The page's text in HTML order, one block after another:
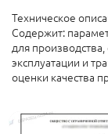
Техническое
Содержит:
для
эксплуатации и
оценки качества